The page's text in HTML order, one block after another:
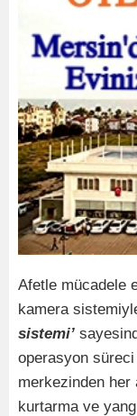
Afetle mücadele
kamera
sistemi’
operasyon
merkezinden
kurtarma ve